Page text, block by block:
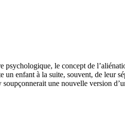
le concept de
un enfant à la suite, souvent, de leur
soupçonnerait une nouvelle version